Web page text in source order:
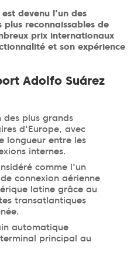
est devenu l'un des
reconnaissables de
prix internationaux
et son expérience
Adolfo Suárez
des plus grands
d'Europe, avec
longueur entre les
internes.
comme l'un
connexion aérienne
latine grâce au
transatlantiques
automatique
principal au